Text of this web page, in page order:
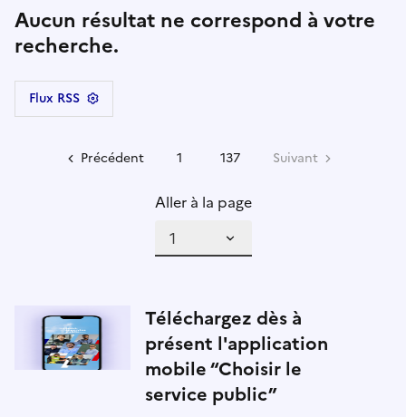
Aucun résultat ne correspond à votre
recherche.
Flux RSS
Précédent 1 137 Suivant
Aller à la page
Téléchargez dès à
présent l'application
mobile “Choisir le
service public”